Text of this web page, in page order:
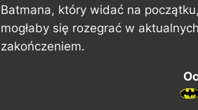
Batmana, który widać na
mogłaby się rozegrać w
zakończeniem.